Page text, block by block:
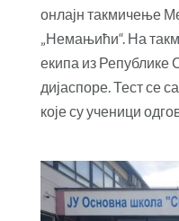
онлајн такмичење
„Немањићи“. На
екипа из Републике
дијаспоре. Тест се
које су ученици